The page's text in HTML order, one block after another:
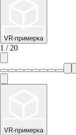
VR-примерка
1 / 20
VR-примерка